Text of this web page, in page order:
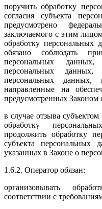
поручить обработку
согласия субъекта
предусмотрено
заключаемого с этим
обработку
обязано соблюдать
персональных
персональных данных,
персональных данных,
направленные на
предусмотренных Законом
в случае отзыва
обработку
продолжить обработку
субъекта персональных
указанных в Законе о
1.6.2. Оператор обязан:
организовывать
соответствии с